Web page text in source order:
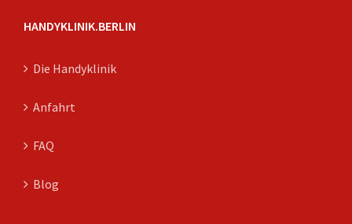
HANDYKLINIK.BERLIN
Die Handyklinik
Anfahrt
FAQ
Blog